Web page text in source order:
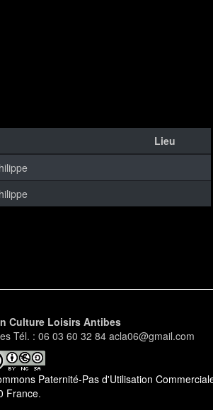
Lieu
Culture Loisirs Antibes
Tél. : 06 03 60 32 84 acla06@gmail.com
Paternité-Pas d'Utilisation
France.